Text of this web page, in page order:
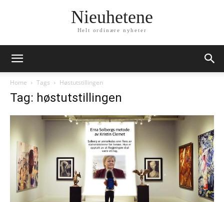
Nieuhetene
Helt ordinære nyheter
Home Tags Høstutstillingen
Tag: høstutstillingen